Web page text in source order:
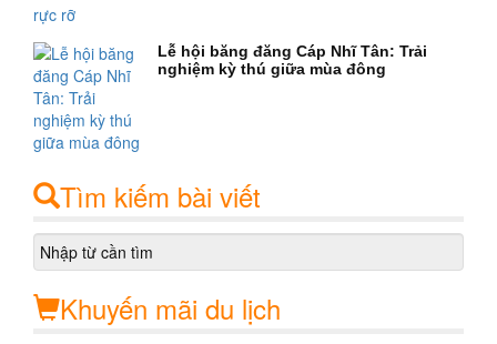
Lễ hội băng đăng Cáp Nhĩ Tân: Trải
nghiệm kỳ thú giữa mùa đông
Tìm kiếm bài viết
Khuyến mãi du lịch